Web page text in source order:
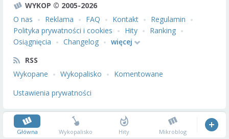
WYKOP © 2005-2026
O nas
Reklama FAQ Kontakt
Regulamin
Polityka prywatności i cookies
Hity
Ranking
Osiągnięcia
Changelog
więcej
RSS
Wykopane
Wykopalisko
Komentowane
Ustawienia prywatności
Główna Wykopalisko Hity Mikroblog